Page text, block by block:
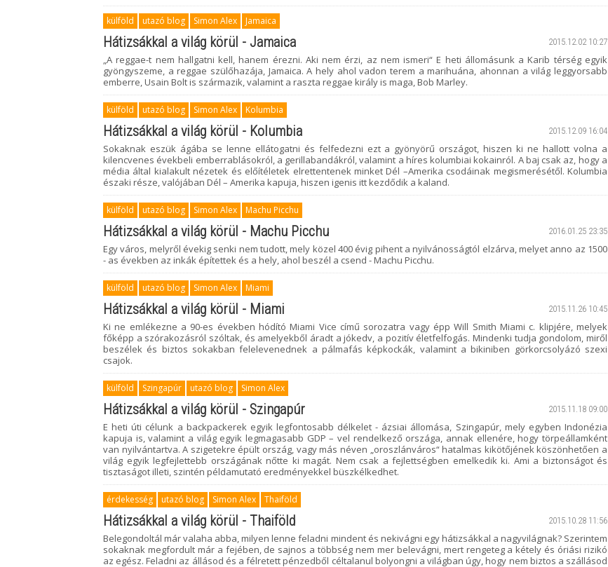
külföld utazó blog Simon Alex Jamaica
2015.12.02 10:27
Hátizsákkal a világ körül - Jamaica
„A reggae-t nem hallgatni kell, hanem érezni. Aki nem érzi, az nem ismeri“ E heti állomásunk a Karib térség egyik
gyöngyszeme, a reggae szülőhazája, Jamaica. A hely ahol vadon terem a marihuána, ahonnan a világ leggyorsabb
emberre, Usain Bolt is származik, valamint a raszta reggae király is maga, Bob Marley.
külföld utazó blog Simon Alex Kolumbia
2015.12.09 16:04
Hátizsákkal a világ körül - Kolumbia
Sokaknak eszük ágába se lenne ellátogatni és felfedezni ezt a gyönyörű országot, hiszen ki ne hallott volna a
kilencvenes évekbeli emberrablásokról, a gerillabandákról, valamint a híres kolumbiai kokainról. A baj csak az, hogy a
média által kialakult nézetek és előítéletek elrettentenek minket Dél –Amerika csodáinak megismerésétől. Kolumbia
északi része, valójában Dél – Amerika kapuja, hiszen igenis itt kezdődik a kaland.
külföld utazó blog Simon Alex Machu Picchu
2016.01.25 23:35
Hátizsákkal a világ körül - Machu Picchu
Egy város, melyről évekig senki nem tudott, mely közel 400 évig pihent a nyilvánosságtól elzárva, melyet anno az 1500
- as években az inkák építettek és a hely, ahol beszél a csend - Machu Picchu.
külföld utazó blog Simon Alex Miami
2015.11.26 10:45
Hátizsákkal a világ körül - Miami
Ki ne emlékezne a 90-es években hódító Miami Vice című sorozatra vagy épp Will Smith Miami c. klipjére, melyek
főképp a szórakozásról szóltak, és amelyekből áradt a jókedv, a pozitív életfelfogás. Mindenki tudja gondolom, miről
beszélek és biztos sokakban felelevenednek a pálmafás képkockák, valamint a bikiniben görkorcsolyázó szexi
csajok.
külföld Szingapúr utazó blog Simon Alex
2015.11.18 09:00
Hátizsákkal a világ körül - Szingapúr
E heti úti célunk a backpackerek egyik legfontosabb délkelet - ázsiai állomása, Szingapúr, mely egyben Indonézia
kapuja is, valamint a világ egyik legmagasabb GDP – vel rendelkező országa, annak ellenére, hogy törpeállamként
van nyilvántartva. A szigetekre épült ország, vagy más néven „oroszlánváros“ hatalmas kikötőjének köszönhetően a
világ egyik legfejlettebb országának nőtte ki magát. Nem csak a fejlettségben emelkedik ki. Ami a biztonságot és
tisztaságot illeti, szintén példamutató eredményekkel büszkélkedhet.
érdekesség utazó blog Simon Alex Thaiföld
2015.10.28 11:56
Hátizsákkal a világ körül - Thaiföld
Belegondoltál már valaha abba, milyen lenne feladni mindent és nekivágni egy hátizsákkal a nagyvilágnak? Szerintem
sokaknak megfordult már a fejében, de sajnos a többség nem mer belevágni, mert rengeteg a kétely és óriási rizikó
az egész. Feladni az állásod és a félretett pénzedből céltalanul bolyongni a világban úgy, hogy nem biztos a szállásod